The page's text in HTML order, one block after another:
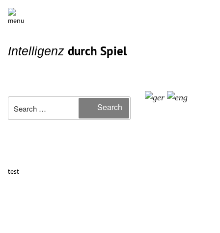
test
Intelligenz durch Spiel
Search
Search